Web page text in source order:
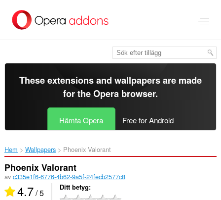
brödtexten
These extensions and wallpapers are made
for theOpera browser.
Hämta Opera Free for Android
Hem Wallpapers Phoenix Valorant‎
Phoenix Valorant
av c335e1f6-6776-4b62-9a5f-24fecb2577c8
4.7/ 5 Ditt betyg